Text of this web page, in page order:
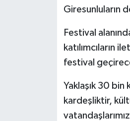
Giresunluların
Festival
katılımcıların
festival
Yaklaşık 30
kardeşliktir,